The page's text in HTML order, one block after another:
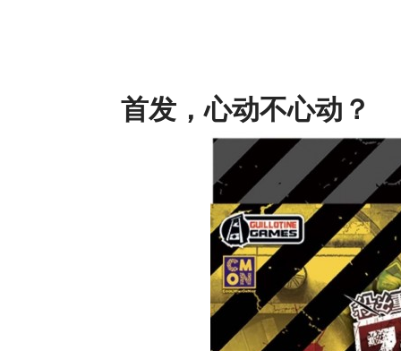
首发，心动不心动？